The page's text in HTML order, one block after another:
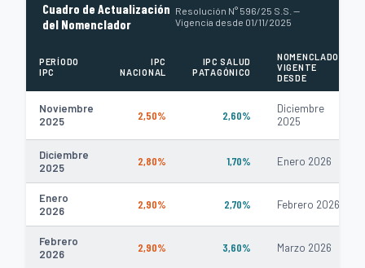
Cuadro de Actualización
del Nomenclador
Resolución N° 596/25 S.S. —
Vigencia desde 01/11/2025
PERÍODO
IPC
IPC
NACIONAL
IPC SALUD
PATAGÓNICO
NOMENCLADOR
VIGENTE
DESDE
Noviembre
2025
2,50% 2,60%
Diciembre
2025
Diciembre
2025
2,80% 1,70% Enero 2026
Enero
2026
2,90% 2,70% Febrero 2026
Febrero
2026
2,90% 3,60% Marzo 2026